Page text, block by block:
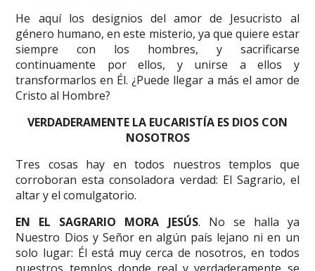
He aquí los designios del amor de Jesucristo al
género humano, en este misterio, ya que quiere estar
siempre con los hombres, y sacrificarse
continuamente por ellos, y unirse a ellos y
transformarlos en Él. ¿Puede llegar a más el amor de
Cristo al Hombre?
VERDADERAMENTE LA EUCARISTÍA ES DIOS CON
NOSOTROS
Tres cosas hay en todos nuestros templos que
corroboran esta consoladora verdad: El Sagrario, el
altar y el comulgatorio.
EN EL SAGRARIO MORA JESÚS. No se halla ya
Nuestro Dios y Señor en algún país lejano ni en un
solo lugar: Él está muy cerca de nosotros, en todos